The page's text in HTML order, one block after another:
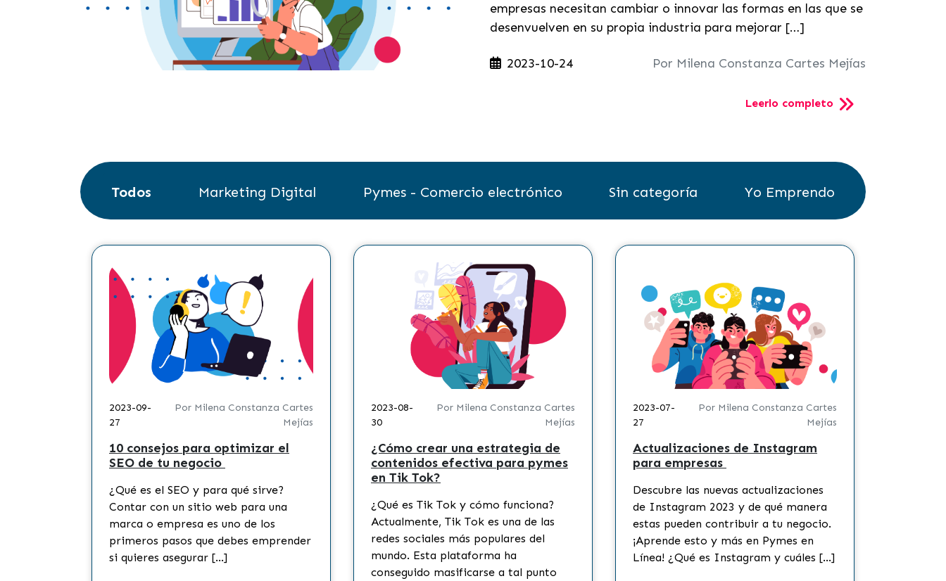
empresas necesitan cambiar o innovar las formas en las que se
desenvuelven en su propia industria para mejorar […]
2023-10-24 Por Milena Constanza Cartes Mejías
Leerlo completo
Todos Marketing Digital Pymes - Comercio electrónico Sin categoría Yo Emprendo
2023-09-
27
Por Milena Constanza Cartes
Mejías
10 consejos para optimizar el
SEO de tu negocio
¿Qué es el SEO y para qué sirve?
Contar con un sitio web para una
marca o empresa es uno de los
primeros pasos que debes emprender
si quieres asegurar […]
2023-08-
30
Por Milena Constanza Cartes
Mejías
¿Cómo crear una estrategia de
contenidos efectiva para pymes
en Tik Tok?
¿Qué es Tik Tok y cómo funciona?
Actualmente, Tik Tok es una de las
redes sociales más populares del
mundo. Esta plataforma ha
conseguido masificarse a tal punto
2023-07-
27
Por Milena Constanza Cartes
Mejías
Actualizaciones de Instagram
para empresas
Descubre las nuevas actualizaciones
de Instagram 2023 y de qué manera
estas pueden contribuir a tu negocio.
¡Aprende esto y más en Pymes en
Línea! ¿Qué es Instagram y cuáles […]